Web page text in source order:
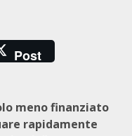
Post
meno finanziato
rapidamente